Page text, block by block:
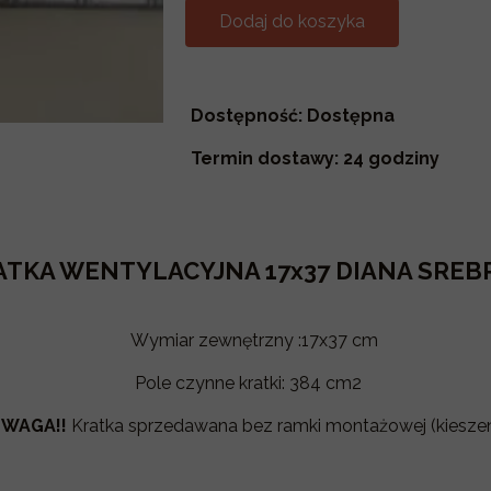
Dostępność: Dostępna
Termin dostawy: 24 godziny
Dodaj do koszyka
WENTYLACYJNA 17x37 DIANA
Wymiar zewnętrzny :17x37 cm
Pole czynne kratki: 384 cm2
Kratka sprzedawana bez ramki montażowej